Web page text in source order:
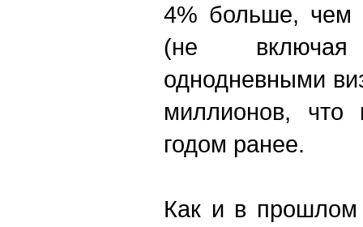
4% больше, чем
(не
однодневными
миллионов,
годом ранее.
Как и в прошлом